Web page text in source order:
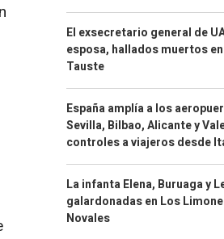
El exsecretario general de
esposa, hallados muertos
Tauste
España amplía a los
Sevilla, Bilbao, Alicante y
controles a viajeros desde
La infanta Elena, Buruaga y
galardonadas en Los
Novales